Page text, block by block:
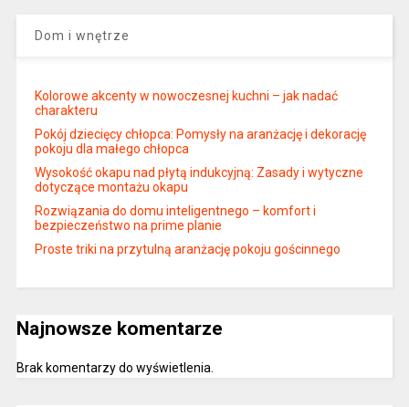
Dom i wnętrze
Kolorowe akcenty w nowoczesnej kuchni – jak nadać
charakteru
Pokój dziecięcy chłopca: Pomysły na aranżację i dekorację
pokoju dla małego chłopca
Wysokość okapu nad płytą indukcyjną: Zasady i wytyczne
dotyczące montażu okapu
Rozwiązania do domu inteligentnego – komfort i
bezpieczeństwo na prime planie
Proste triki na przytulną aranżację pokoju gościnnego
Najnowsze komentarze
Brak komentarzy do wyświetlenia.